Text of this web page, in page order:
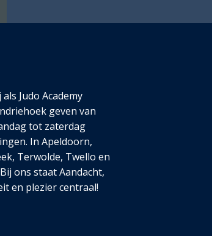
als Judo Academy
geven van
tot zaterdag
In Apeldoorn,
Terwolde, Twello en
ons staat Aandacht,
en plezier centraal!